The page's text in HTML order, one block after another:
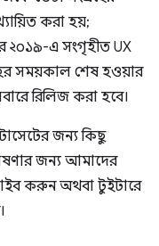
করা হয়;
২০১৯-এ সংগৃহীত UX
সময়কাল শেষ হওয়ার
রিলিজ করা হবে।
জন্য কিছু
জন্য আমাদের
করুন অথবা টুইটারে